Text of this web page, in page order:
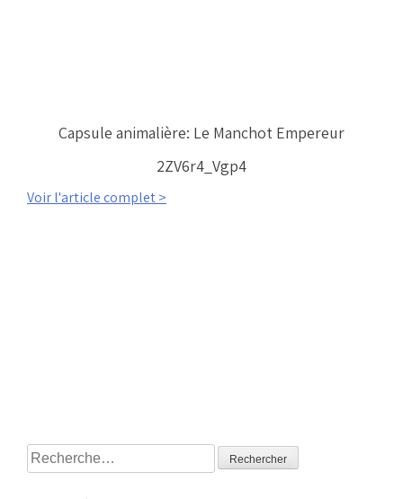
Capsule animalière: Le Manchot Empereur
2ZV6r4_Vgp4
Voir l'article complet >
Rechercher :